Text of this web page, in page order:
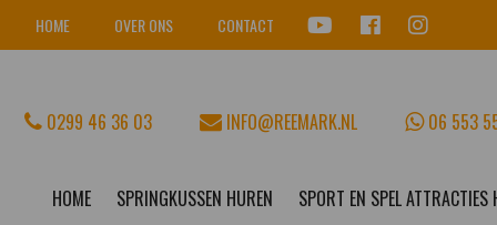
HOME OVER ONS CONTACT
0299 46 36 03 INFO@REEMARK.NL 06 553
HOME SPRINGKUSSEN HUREN SPORT EN SPEL ATTRACTIES